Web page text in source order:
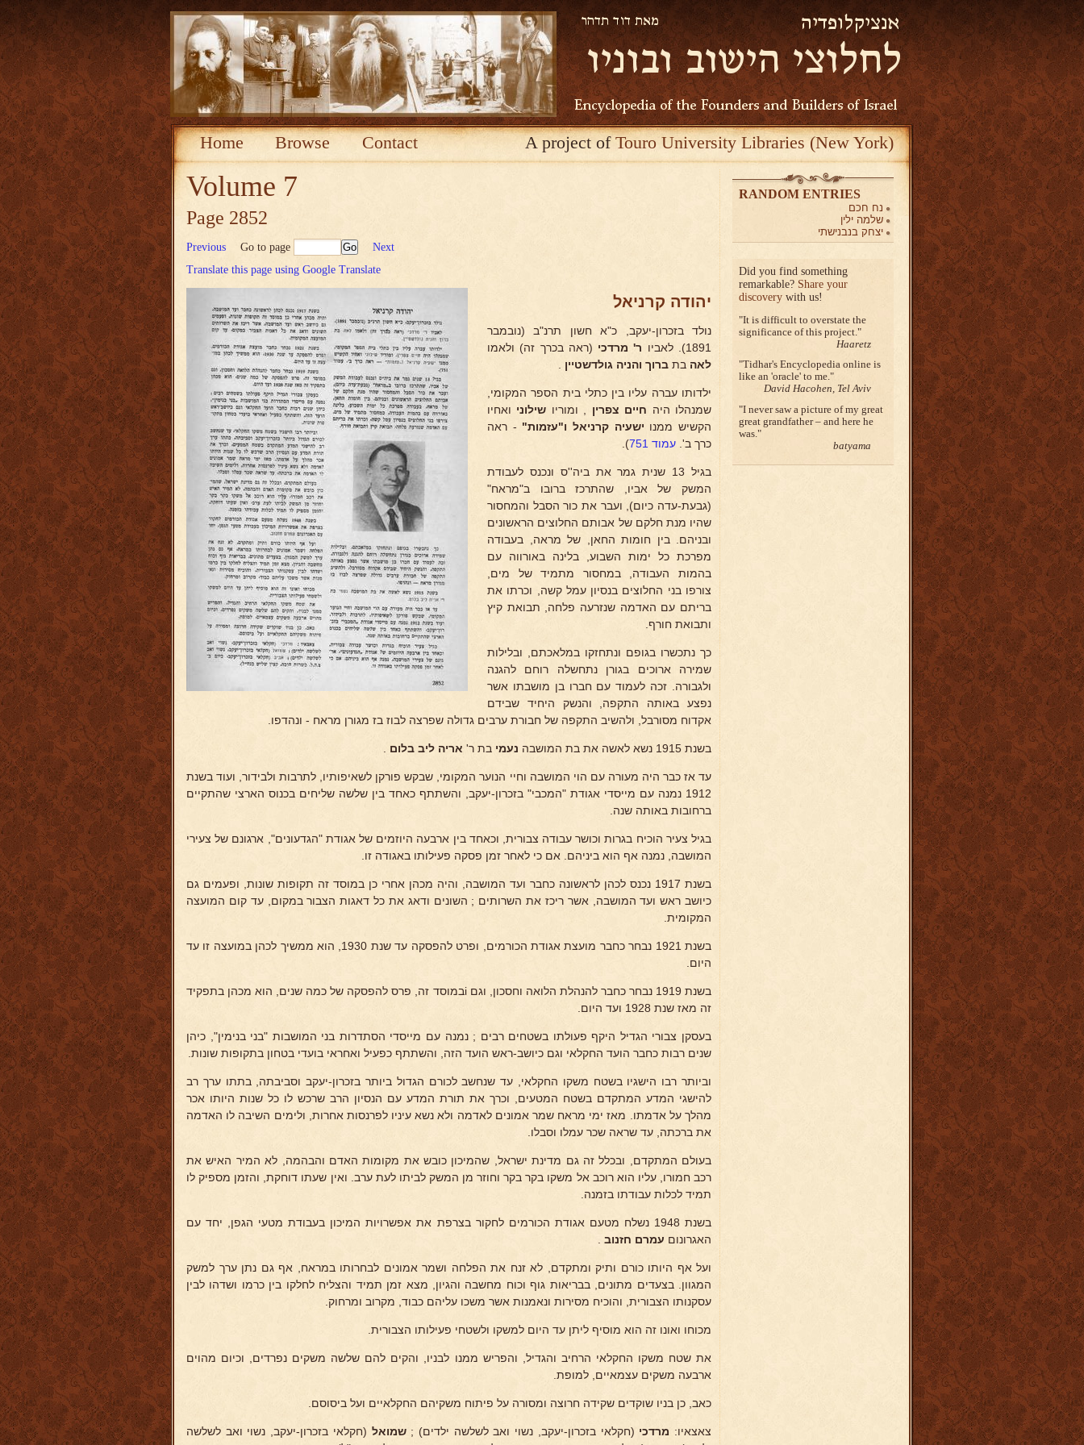
Home Browse Contact A project ofTouro University Libraries (New York)
Volume 7
Page 2852
Previous Go to page
Next
Translate this page using Google Translate
יהודה קרניאל
נולד בזכרון-יעקב, כ"א חשון תרנ"ב (נובמבר
1891). לאביו
ר' מרדכי (ראה בכרך זה) ולאמו
לאה בת ברוך והניה גולדשטיין
ילדותו עברה עליו בין כתלי בית הספר המקומי,
שמנהלו היה חיים צפרין , ומוריו שילוני ואחיו
הקשיש ממנו ישעיה קרניאל ו"עזמות" - ראה
כרך ב'. עמוד 751 ).
בגיל 13 שנית גמר את ביה''ס ונכנס לעבודת
המשק של אביו, שהתרכז ברובו ב"מראח"
(גבעת-עדה כיום), ועבר את כור הסבל והמחסור
שהיו מנת חלקם של אבותם החלוצים הראשונים
ובניהם. בין חומות החאן, של מראה, בעבודה
מפרכת כל ימות השבוע, בלינה באורווה עם
בהמות העבודה, במחסור מתמיד של מים,
צורפו בני החלוצים בנסיון עמל קשה, וכרתו את
בריתם עם האדמה שנזרעה פלחה, תבואת קיץ
ותבואת חורף.
כך נתכשרו בגופם ונתחזקו במלאכתם, ובלילות
שמירה ארוכים בגורן נתחשלה רוחם להגנה
ולגבורה. זכה לעמוד עם חברו בן מושבתו אשר
נפצע באותה התקפה, והנשק היחיד שבידם
אקדוח מסורבל, ולהשיב התקפה של חבורת ערבים גדולה שפרצה לבוז בז מגורן מראח - ונהדפו.
בשנת 1915 נשא לאשה את בת המושבה נעמי בת ר' אריה ליב בלום
עד אז כבר היה מעורה עם הוי המושבה וחיי הנוער המקומי, שבקש פורקן לשאיפותיו, לתרבות ולבידור, ועוד בשנת
1912 נמנה עם מייסדי אגודת "המכבי" בזכרון-יעקב, והשתתף כאחד בין שלשה שליחים בכנוס הארצי שהתקיים
ברחובות באותה שנה.
בגיל צעיר הוכיח בגרות וכושר עבודה צבורית, וכאחד בין ארבעה היוזמים של אגודת "הגדעונים", ארגונם של צעירי
המושבה, נמנה אף הוא ביניהם. אם כי לאחר זמן פסקה פעילותו באגודה זו.
בשנת 1917 נכנס לכהן לראשונה כחבר ועד המושבה, והיה מכהן אחרי כן במוסד זה תקופות שונות, ופעמים גם
כיושב ראש ועד המושבה, אשר ריכז את השרותים ; השונים ודאג את כל דאגות הצבור במקום, עד קום המועצה
המקומית.
בשנת 1921 נבחר כחבר מועצת אגודת הכורמים, ופרט להפסקה עד שנת 1930, הוא ממשיך לכהן במועצה זו עד
היום.
בשנת 1919 נבחר כחבר להנהלת הלואה וחסכון, וגם iבמוסד זה, פרס להפסקה של כמה שנים, הוא מכהן בתפקיד
זה מאז שנת 1928 ועד היום.
בעסקן צבורי הגדיל היקף פעולתו בשטחים רבים ; נמנה עם מייסדי הסתדרות בני המושבות "בני בנימין", כיהן
שנים רבות כחבר הועד החקלאי וגם כיושב-ראש הועד הזה, והשתתף כפעיל ואחראי בועדי בטחון בתקופות שונות.
וביותר רבו הישגיו בשטח משקו החקלאי, עד שנחשב לכורם הגדול ביותר בזכרון-יעקב וסביבתה, בתתו ערך רב
להישגי המדע המתקדם בשטח המטעים, וכרך את תורת המדע עם הנסיון הרב שרכש לו כל שנות היותו אכר
מהלך על אדמתו. מאז ימי מראח שמר אמונים לאדמה ולא נשא עיניו לפרנסות אחרות, ולימים השיבה לו האדמה
את ברכתה, עד שראה שכר עמלו וסבלו.
בעולם המתקדם, ובכלל זה גם מדינת ישראל, שהמיכון כובש את מקומות האדם והבהמה, לא המיר האיש את
רכב חמורו, עליו הוא רוכב אל משקו בקר בקר וחוזר מן המשק לביתו לעת ערב. ואין שעתו דוחקת, והזמן מספיק לו
תמיד לכלות עבודתו בזמנה.
בשנת 1948 נשלח מטעם אגודת הכורמים לחקור בצרפת את אפשרויות המיכון בעבודת מטעי הגפן, יחד עם
האגרונום עמרם חזנוב
ועל אף היותו כורם ותיק ומתקדם, לא זנח את הפלחה ושמר אמונים לבחרותו במראח, אף גם נתן ערך למשק
המגוון. בצעדים מתונים, בבריאות גוף וכוח מחשבה והגיון, מצא זמן תמיד והצליח לחלקו בין כרמו ושדהו לבין
עסקנותו הצבורית, והוכיח מסירות ונאמנות אשר משכו עליהם כבוד, מקרוב ומרחוק.
מכוחו ואונו זה הוא מוסיף ליתן עד היום למשקו ולשטחי פעילותו הצבורית.
את שטח משקו החקלאי הרחיב והגדיל, והפריש ממנו לבניו, והקים להם שלשה משקים נפרדים, וכיום מהוים
ארבעה משקים עצמאיים, למופת.
כאב, כן בניו שוקדים שקידה חרוצה ומסורה על פיתוח משקיהם החקלאיים ועל ביסוסם.
צאצאיו: מרדכי (חקלאי בזכרון-יעקב, נשוי ואב לשלשה ילדים) ;שמואל (חקלאי בזכרון-יעקב, נשוי ואב לשלשה
RANDOM ENTRIES
נח חכם
שלמה ילין
יצחק בנבנישתי
Did you find something
remarkable? Share your
discovery with us!
It is difficult to overstate the
significance of this project.
Haaretz
Tidhar's Encyclopedia online is
like an 'oracle' to me.
David Hacohen, Tel Aviv
I never saw a picture of my great
great grandfather – and here he
was.
batyama